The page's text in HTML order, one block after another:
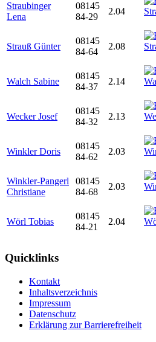
Straubinger
Lena
08145
84-29
2.04
Strauß Günter
08145
84-64
2.08
Walch Sabine
08145
84-37
2.14
Wecker Josef
08145
84-32
2.13
Winkler Doris
08145
84-62
2.03
Winkler-Pangerl
Christiane
08145
84-68
2.03
Wörl Tobias
08145
84-21
2.04
Quicklinks
Kontakt
Inhaltsverzeichnis
Impressum
Datenschutz
Erklärung zur Barrierefreiheit